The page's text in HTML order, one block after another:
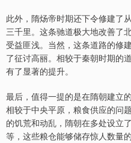
此外，隋炀帝时期还下令修建了
三千里。这条驰道极大地改善了
受益匪浅。当然，这条道路的修
了征讨高丽。相较于秦朝时期的
有了显著的提升。
最后，值得一提的是在隋朝建立
相较于中央平原，粮食供应的问
的饥荒和动乱，隋朝在多处设立
等，这些粮仓能够储存惊人数量